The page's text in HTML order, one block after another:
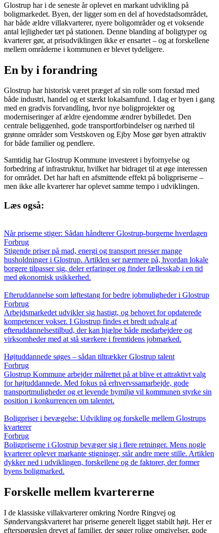
Glostrup har i de seneste år oplevet en markant udvikling på
boligmarkedet. Byen, der ligger som en del af hovedstadsområdet,
har både ældre villakvarterer, nyere boligområder og et voksende
antal lejligheder tæt på stationen. Denne blanding af boligtyper og
kvarterer gør, at prisudviklingen ikke er ensartet – og at forskellene
mellem områderne i kommunen er blevet tydeligere.
En by i forandring
Glostrup har historisk været præget af sin rolle som forstad med
både industri, handel og et stærkt lokalsamfund. I dag er byen i gang
med en gradvis forvandling, hvor nye boligprojekter og
moderniseringer af ældre ejendomme ændrer bybilledet. Den
centrale beliggenhed, gode transportforbindelser og nærhed til
grønne områder som Vestskoven og Ejby Mose gør byen attraktiv
for både familier og pendlere.
Samtidig har Glostrup Kommune investeret i byfornyelse og
forbedring af infrastruktur, hvilket har bidraget til at øge interessen
for området. Det har haft en afsmittende effekt på boligpriserne –
men ikke alle kvarterer har oplevet samme tempo i udviklingen.
Læs også:
Når priserne stiger: Sådan håndterer Glostrup-borgerne hverdagen
Forbrug
Stigende priser på mad, energi og transport presser mange
husholdninger i Glostrup. Artiklen ser nærmere på, hvordan lokale
borgere tilpasser sig, deler erfaringer og finder fællesskab i en tid
med økonomisk usikkerhed.
Efteruddannelse som løftestang for bedre jobmuligheder i Glostrup
Forbrug
Arbejdsmarkedet udvikler sig hastigt, og behovet for opdaterede
kompetencer vokser. I Glostrup findes et bredt udvalg af
efteruddannelsestilbud, der kan hjælpe både medarbejdere og
virksomheder med at stå stærkere i fremtidens jobmarked.
Højtuddannede søges – sådan tiltrækker Glostrup talent
Forbrug
Glostrup Kommune arbejder målrettet på at blive et attraktivt valg
for højtuddannede. Med fokus på erhvervssamarbejde, gode
transportmuligheder og et levende bymiljø vil kommunen styrke sin
position i konkurrencen om talentet.
Boligpriser i bevægelse: Udvikling og forskelle mellem Glostrups
kvarterer
Forbrug
Boligpriserne i Glostrup bevæger sig i flere retninger. Mens nogle
kvarterer oplever markante stigninger, står andre mere stille. Artiklen
dykker ned i udviklingen, forskellene og de faktorer, der former
byens boligmarked.
Forskelle mellem kvartererne
I de klassiske villakvarterer omkring Nordre Ringvej og
Søndervangskvarteret har priserne generelt ligget stabilt højt. Her er
efterspørgslen drevet af familier, der søger rolige omgivelser, gode